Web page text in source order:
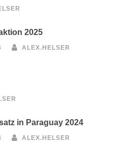
2025
ALEX.HELSER
in Paraguay 2024
ALEX.HELSER